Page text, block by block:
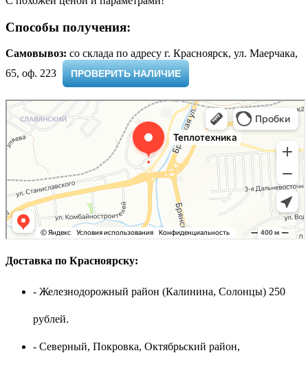
Способы получения:
Самовывоз: cо склада по адресу г. Красноярск, ул. Маерчака,
65, оф. 223 ​
ПРОВЕРИТЬ НАЛИЧИЕ
Доставка по Красноярску:
- Железнодорожный район (Калинина, Солонцы) 250
рублей.
- Северный, Покровка, Октябрьский район,